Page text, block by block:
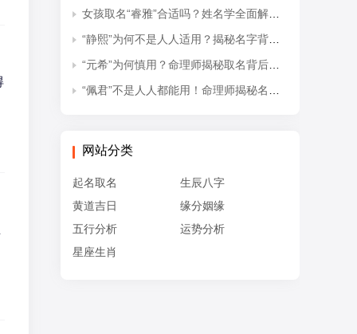
女孩取名“睿雅”合适吗？姓名学全面解读吉凶与禁忌
“静熙”为何不是人人适用？揭秘名字背后的五行失衡与命理隐患
“元希”为何慎用？命理师揭秘取名背后的五行忌讳
“佩君”不是人人都能用！命理师揭秘名字背后的五行杀局与取名禁忌
网站分类
起名取名
生辰八字
黄道吉日
缘分姻缘
五行分析
运势分析
星座生肖